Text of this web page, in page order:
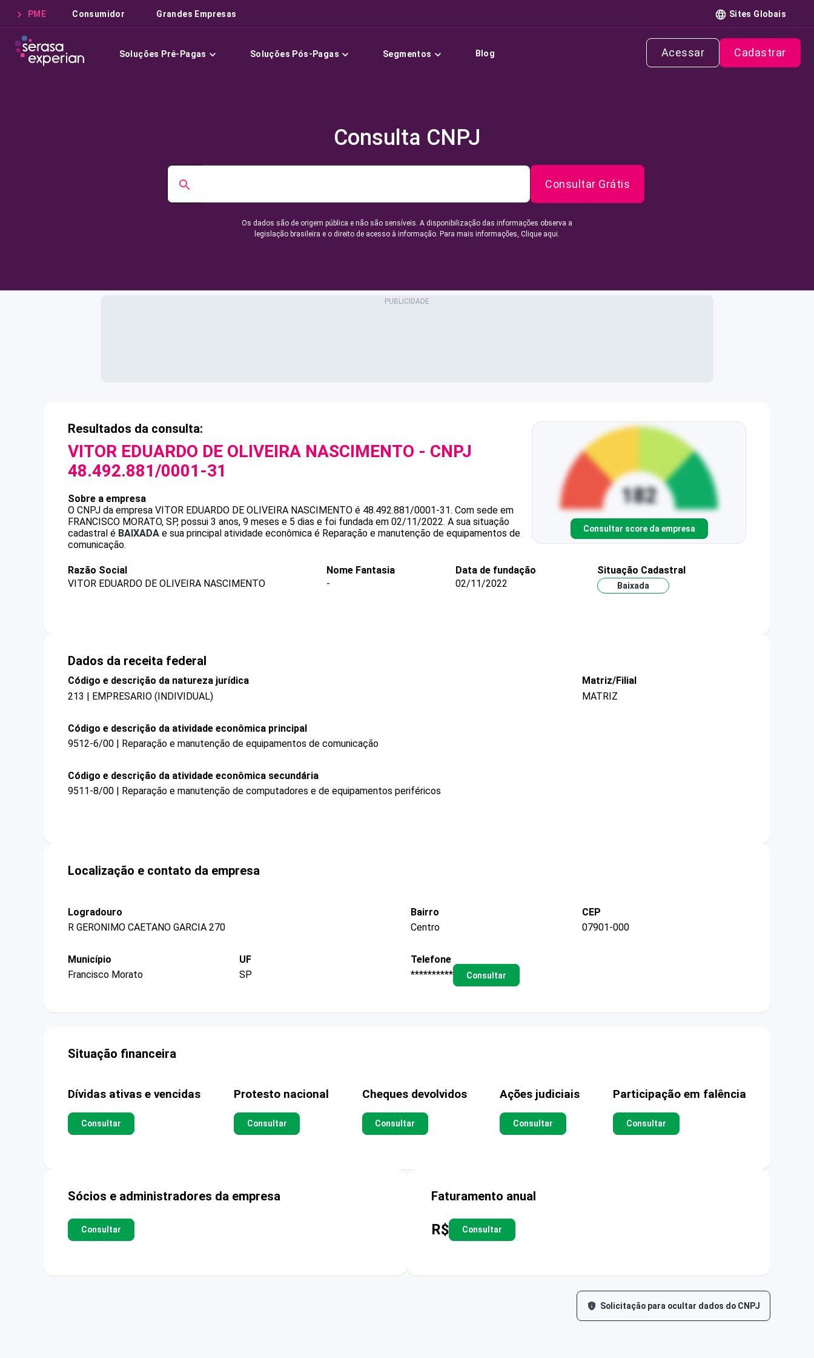
PME Consumidor Grandes Empresas Sites Globais
Soluções Pré-Pagas Soluções Pós-Pagas Segmentos Blog Acessar Cadastrar
Consulta CNPJ
Consultar Grátis
Os dados são de origem pública e não são sensíveis. A disponibilização das informações observa a
legislação brasileira e o direito de acesso à informação. Para mais informações, Clique aqui.
Resultados da consulta:
VITOR EDUARDO DE OLIVEIRA NASCIMENTO - CNPJ
48.492.881/0001-31
Sobre a empresa
O CNPJ da empresa VITOR EDUARDO DE OLIVEIRA NASCIMENTO é 48.492.881/0001-31. Com sede em
FRANCISCO MORATO, SP, possui 3 anos, 9 meses e 5 dias e foi fundada em 02/11/2022. A sua situação
cadastral é BAIXADA e sua principal atividade econômica é Reparação e manutenção de equipamentos de
comunicação.
Consultar score da empresa
Razão Social
VITOR EDUARDO DE OLIVEIRA NASCIMENTO
Nome Fantasia
-
Data de fundação
02/11/2022
Situação Cadastral
Baixada
Dados da receita federal
Código e descrição da natureza jurídica
213 | EMPRESARIO (INDIVIDUAL)
Matriz/Filial
MATRIZ
Código e descrição da atividade econômica principal
9512-6/00 | Reparação e manutenção de equipamentos de comunicação
Código e descrição da atividade econômica secundária
9511-8/00 | Reparação e manutenção de computadores e de equipamentos periféricos
Localização e contato da empresa
Logradouro
R GERONIMO CAETANO GARCIA 270
Bairro
Centro
CEP
07901-000
Município
Francisco Morato
UF
SP
Telefone
**********
Consultar
Situação financeira
Dívidas ativas e vencidas
Consultar
Protesto nacional
Consultar
Cheques devolvidos
Consultar
Ações judiciais
Consultar
Participação em falência
Consultar
Sócios e administradores da empresa
Consultar
Faturamento anual
R$ Consultar
Solicitação para ocultar dados do CNPJ